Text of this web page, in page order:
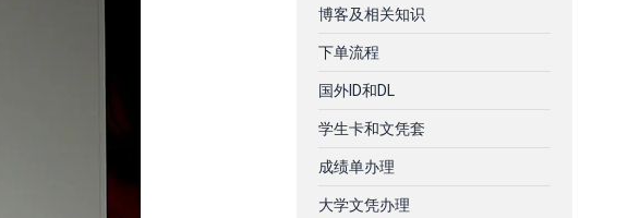
博客及相关知识
下单流程
国外ID和DL
学生卡和文凭套
成绩单办理
大学文凭办理